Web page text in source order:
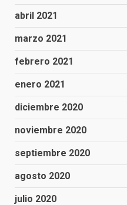
abril 2021
marzo 2021
febrero 2021
enero 2021
diciembre 2020
noviembre 2020
septiembre 2020
agosto 2020
julio 2020